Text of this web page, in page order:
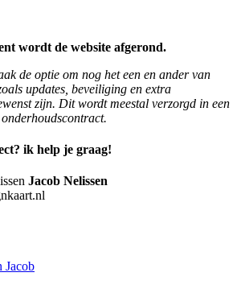
wordt de website afgerond.
de optie om nog het een en ander van
updates, beveiliging en extra
zijn. Dit wordt meestal verzorgd in een
ik help je graag!
Jacob Nelissen
Jacob